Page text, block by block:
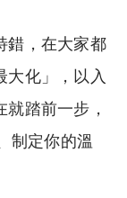
錯，在大家都
大化」，以入
踏前一步，
制定你的溫